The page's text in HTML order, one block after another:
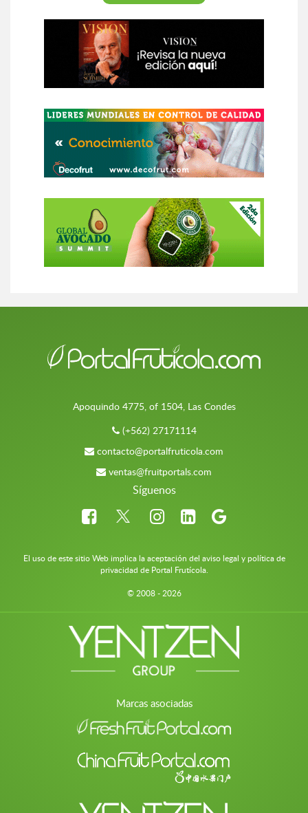
Apoquindo 4775, of 1504, Las Condes
(+562) 27171114
contacto@portalfruticola.com
ventas@fruitportals.com
Síguenos
El uso de este sitio Web implica la aceptación del aviso legal y política de
privacidad de Portal Frutícola.
© 2008 - 2026
Marcas asociadas